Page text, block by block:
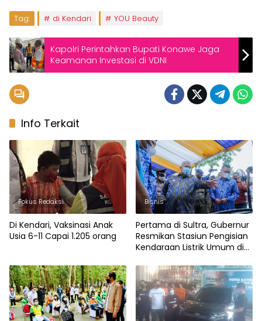
Tag: di Kendari YOU Beauty
Kapolri Perintahkan Bupati Konawe Jaga
Keamanan Investasi di VDNI
Info Terkait
Fokus Redaksi
Di Kendari, Vaksinasi Anak
Usia 6-11 Capai 1.205 orang
Bisnis
Pertama di Sultra, Gubernur
Resmikan Stasiun Pengisian
Kendaraan Listrik Umum di